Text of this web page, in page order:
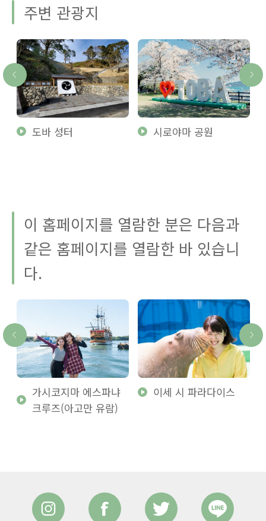
주변 관광지
도바 성터 시로야마 공원
이 홈페이지를 열람한 분은 다음과
같은 홈페이지를 열람한 바 있습니
다.
가시코지마 에스파냐
크루즈(아고만 유람)
이세 시 파라다이스